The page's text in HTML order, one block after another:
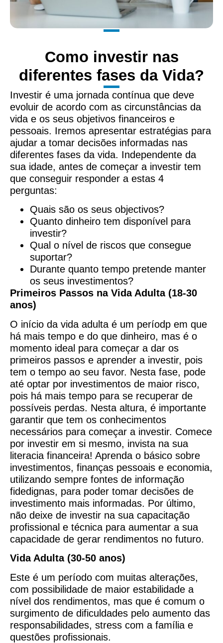
Como investir nas
diferentes fases da Vida?
Investir é uma jornada contínua que deve
evoluir de acordo com as circunstâncias da
vida e os seus objetivos financeiros e
pessoais. Iremos apresentar estratégias para
ajudar a tomar decisões informadas nas
diferentes fases da vida. Independente da
sua idade, antes de começar a investir tem
que conseguir responder a estas 4
perguntas:
Quais são os seus objectivos?
Quanto dinheiro tem disponível para
investir?
Qual o nível de riscos que consegue
suportar?
Durante quanto tempo pretende manter
os seus investimentos?
Primeiros Passos na Vida Adulta (18-30
anos)
O início da vida adulta é um períodp em que
há mais tempo e do que dinheiro, mas é o
momento ideal para começar a dar os
primeiros passos e aprender a investir, pois
tem o tempo ao seu favor. Nesta fase, pode
até optar por investimentos de maior risco,
pois há mais tempo para se recuperar de
possíveis perdas. Nesta altura, é importante
garantir que tem os conhecimentos
necessários para começar a investir. Comece
por investir em si mesmo, invista na sua
literacia financeira! Aprenda o básico sobre
investimentos, finanças pessoais e economia,
utilizando sempre fontes de informação
fidedignas, para poder tomar decisões de
investimento mais informadas. Por último,
não deixe de investir na sua capacitação
profissional e técnica para aumentar a sua
capacidade de gerar rendimentos no futuro.
Vida Adulta (30-50 anos)
Este é um período com muitas alterações,
com possibilidade de maior estabilidade a
nível dos rendimentos, mas que é comum o
surgimento de dificuldades pelo aumento das
responsabilidades, stress com a família e
questões profissionais.